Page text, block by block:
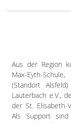
Aus der Region
Max-Eyth-
(Standort
Lauterbach e.V.,
der St. Elisabeth-
Als Support